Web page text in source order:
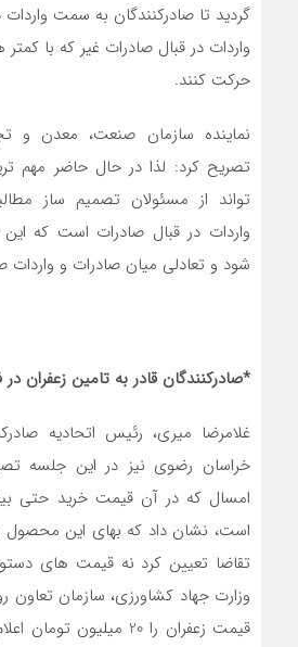
گردید تا صادرکنندگان به سمت
واردات در قبال صادرات غیر که با
حرکت کنند.
نماینده سازمان صنعت، معدن و
تصریح کرد: لذا در حال حاضر مهم
تواند از مسئولان تصمیم ساز
واردات در قبال صادرات است که
شود و تعادلی میان صادرات و واردات
*صادرکنندگان قادر به تامین زعفران
غلامرضا میری، رئیس اتحادیه
خراسان رضوی نیز در این جلسه
امسال که در آن قیمت خرید حتی
است، نشان داد که بهای این محصول
تقاضا تعیین کرد نه قیمت های
وزارت جهاد کشاورزی، سازمان تعاون
قیمت زعفران را 20 میلیون